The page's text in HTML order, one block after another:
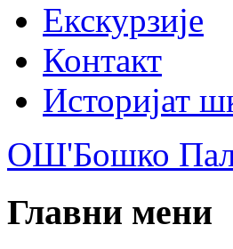
Екскурзије
Контакт
Историјат
ОШ'Бошко
Главни мени